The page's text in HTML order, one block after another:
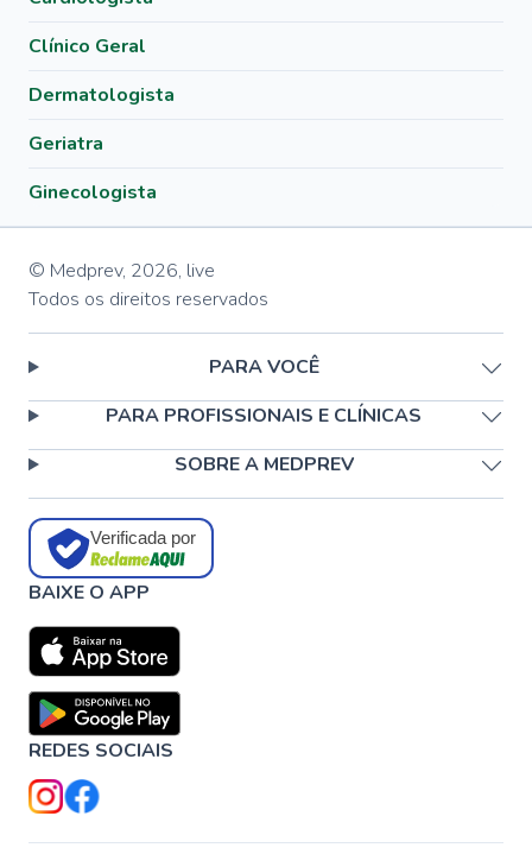
Clínico Geral
Dermatologista
Geriatra
Ginecologista
© Medprev, 2026, live
Todos os direitos reservados
PARA VOCÊ
PARA PROFISSIONAIS E CLÍNICAS
SOBRE A MEDPREV
Verificada por
BAIXE O APP
REDES SOCIAIS